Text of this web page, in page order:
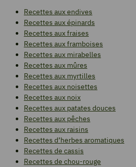
Recettes aux endives
Recettes aux épinards
Recettes aux fraises
Recettes aux framboises
Recettes aux mirabelles
Recettes aux mûres
Recettes aux myrtilles
Recettes aux noisettes
Recettes aux noix
Recettes aux patates douces
Recettes aux pêches
Recettes aux raisins
Recettes d’herbes aromatiques
Recettes de cassis
Recettes de chou-rouge